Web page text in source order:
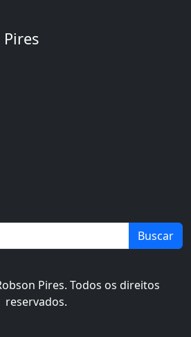
Buscar
Pires. Todos os direitos
reservados.